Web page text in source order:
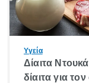
Υγεία
Δίαιτα
δίαιτα για